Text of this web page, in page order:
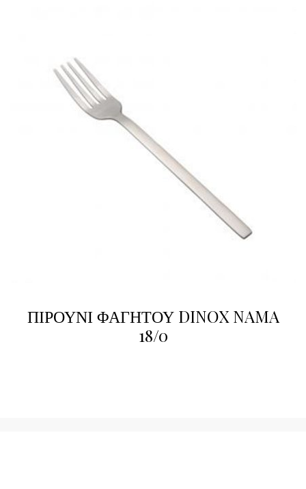
ΠΙΡΟΥΝΙ ΦΑΓΗΤΟΥ DINOX NAMA
18/0